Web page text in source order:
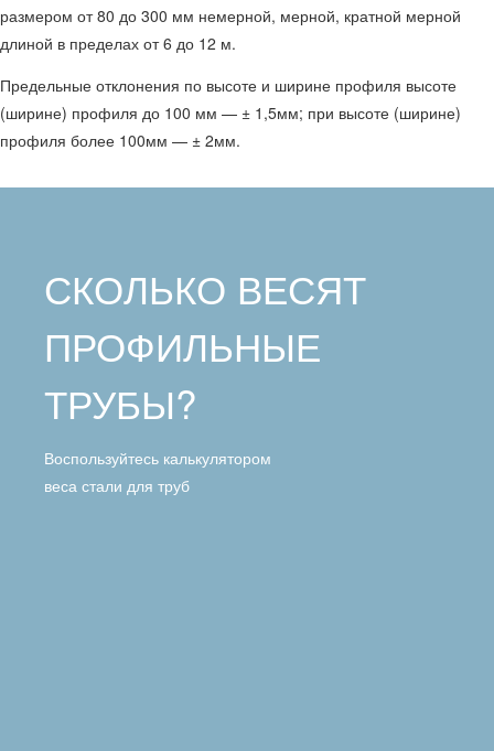
размером от 80 до 300 мм немерной, мерной, кратной мерной
длиной в пределах от 6 до 12 м.
Предельные отклонения по высоте и ширине профиля высоте
(ширине) профиля до 100 мм — ± 1,5мм; при высоте (ширине)
профиля более 100мм — ± 2мм.
СКОЛЬКО ВЕСЯТ
ПРОФИЛЬНЫЕ
ТРУБЫ?
Воспользуйтесь калькулятором
веса стали для труб